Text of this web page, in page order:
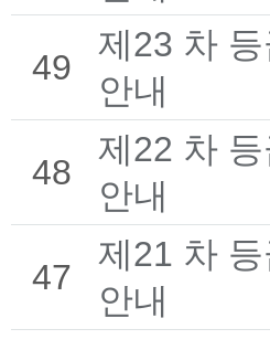
49
제23 차
안내
48
제22 차
안내
47
제21 차
안내